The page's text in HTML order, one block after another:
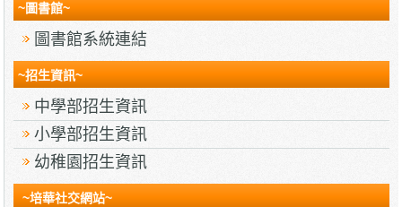
~圖書館~
圖書館系統連結
~招生資訊~
中學部招生資訊
小學部招生資訊
幼稚園招生資訊
~培華社交網站~